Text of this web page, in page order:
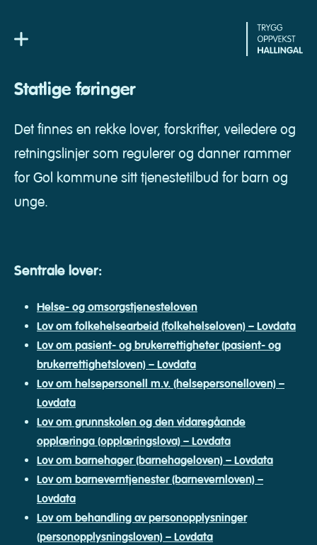
content
Statlige føringer
Det finnes en rekke lover, forskrifter, veiledere og
retningslinjer som regulerer og danner rammer
for Gol kommune sitt tjenestetilbud for barn og
unge.
Sentrale lover:
Helse- og omsorgstjenesteloven
Lov om folkehelsearbeid (folkehelseloven) – Lovdata
Lov om pasient- og brukerrettigheter (pasient- og
brukerrettighetsloven) – Lovdata
Lov om helsepersonell m.v. (helsepersonelloven) –
Lovdata
Lov om grunnskolen og den vidaregåande
opplæringa (opplæringslova) – Lovdata
Lov om barnehager (barnehageloven) – Lovdata
Lov om barneverntjenester (barnevernloven) –
Lovdata
Lov om behandling av personopplysninger
(personopplysningsloven) – Lovdata